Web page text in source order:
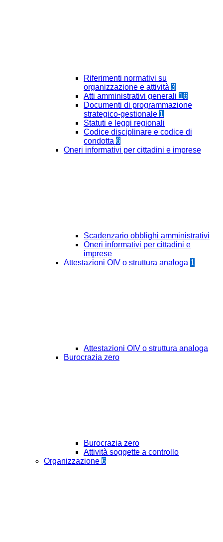
Riferimenti normativi su
organizzazione e attività 3
Atti amministrativi generali 16
Documenti di programmazione
strategico-gestionale 1
Statuti e leggi regionali
Codice disciplinare e codice di
condotta 6
Oneri informativi per cittadini e imprese
Scadenzario obblighi amministrativi
Oneri informativi per cittadini e
imprese
Attestazioni OIV o struttura analoga 1
Attestazioni OIV o struttura analoga
Burocrazia zero
Burocrazia zero
Attività soggette a controllo
Organizzazione 6